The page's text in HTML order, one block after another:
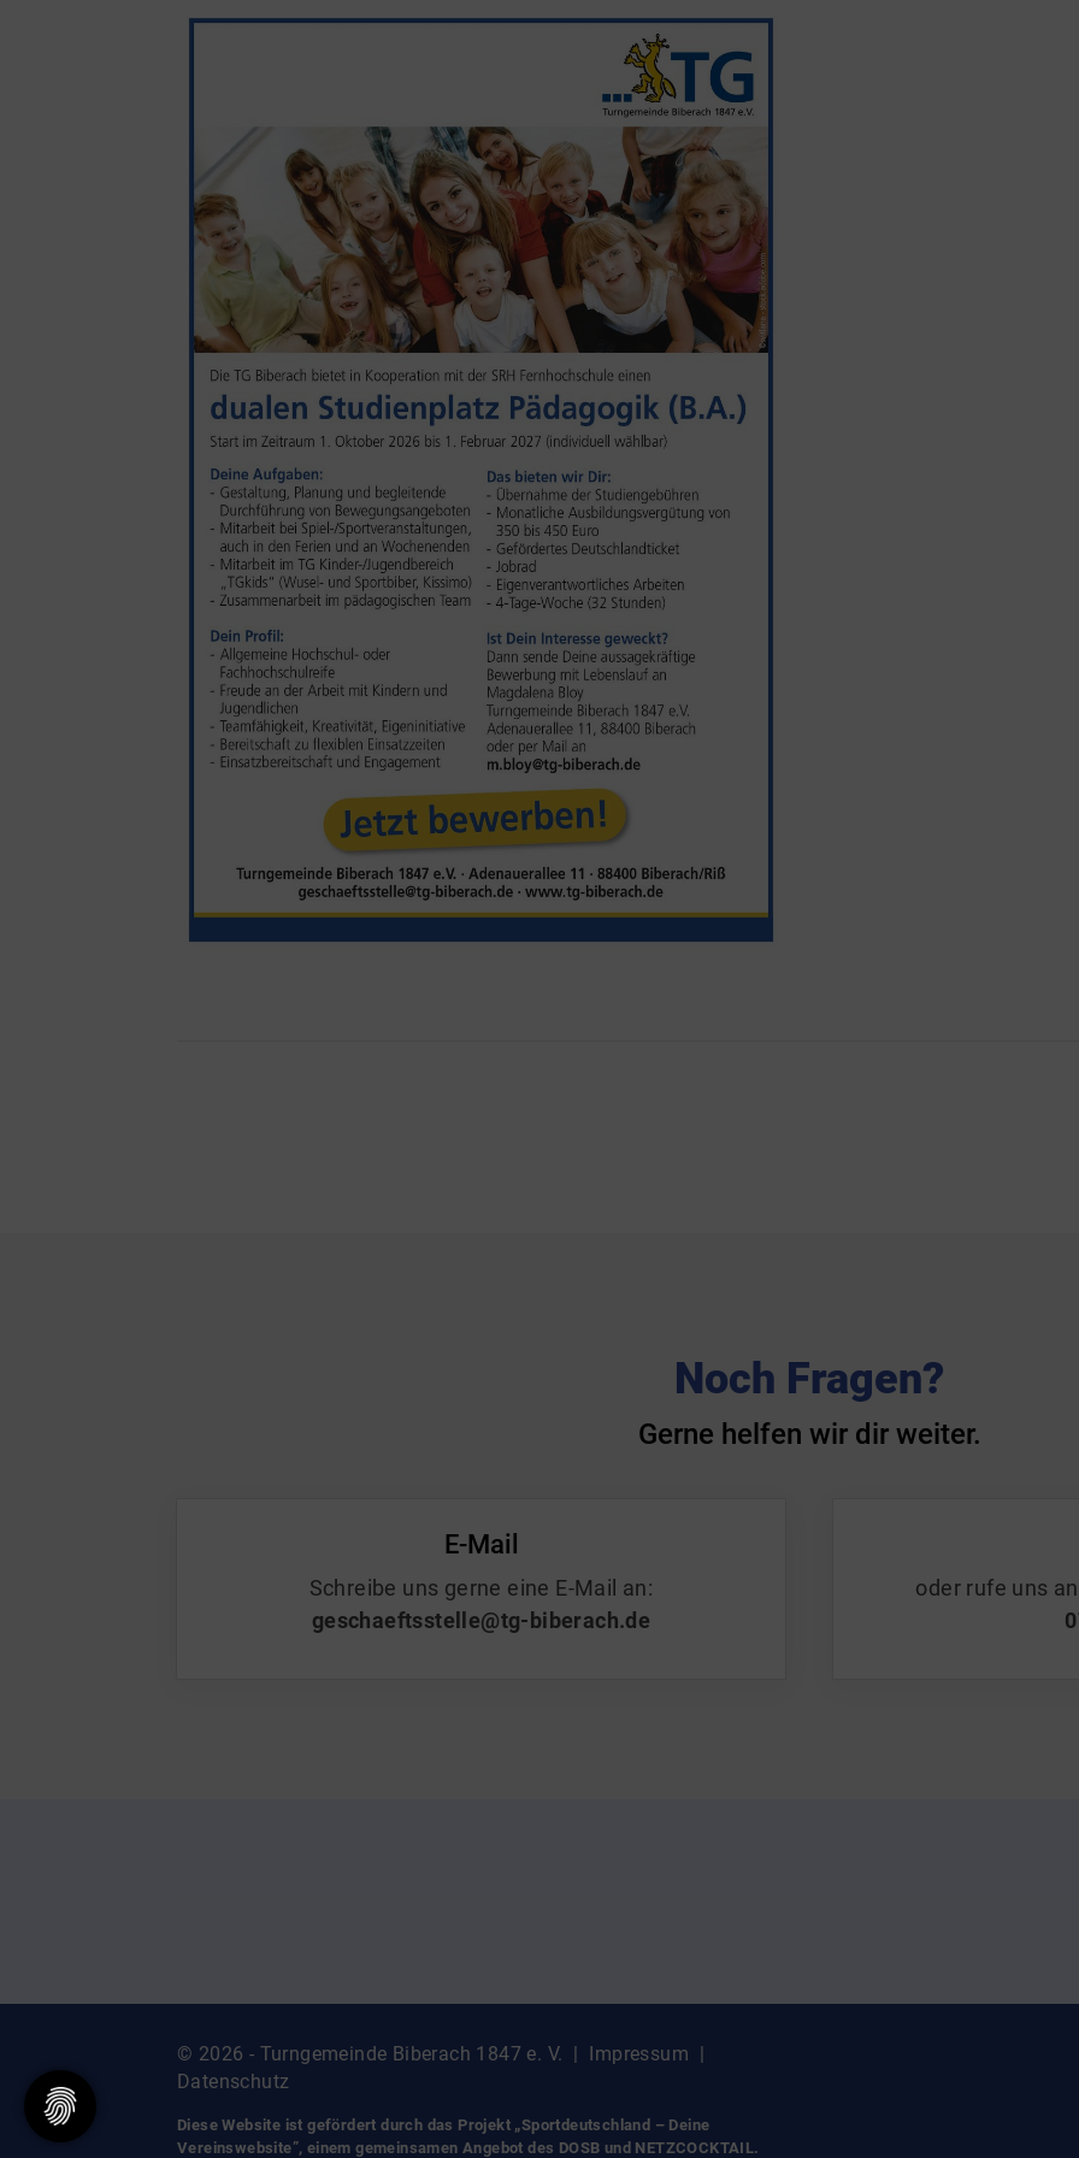
Noch Fragen?
Gerne helfen wir dir weiter.
E-Mail
Schreibe uns gerne eine E-Mail an:
geschaeftsstelle@tg-biberach.de
oder rufe uns
© 2026 - Turngemeinde Biberach 1847 e. V. | Impressum
Datenschutz
Diese Website ist gefördert durch das Projekt „Sportdeutschland – Deine
Vereinswebsite”, einem gemeinsamen Angebot des DOSB und NETZCOCKTAIL.